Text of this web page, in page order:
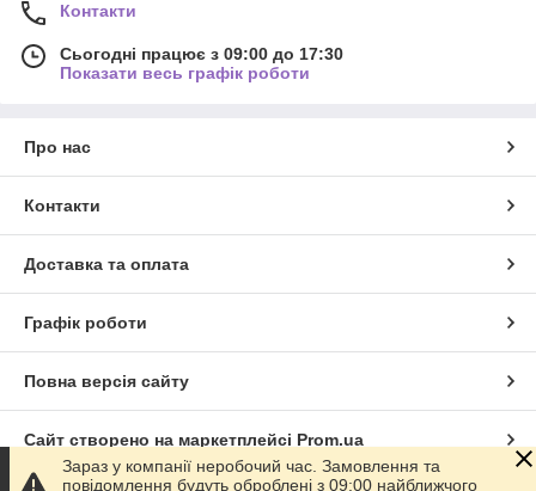
Контакти
Сьогодні працює з 09:00 до 17:30
Показати весь графік роботи
Про нас
Контакти
Доставка та оплата
Графік роботи
Повна версія сайту
Сайт створено на маркетплейсі Prom.ua
Зараз у компанії неробочий час. Замовлення та
повідомлення будуть оброблені з 09:00 найближчого